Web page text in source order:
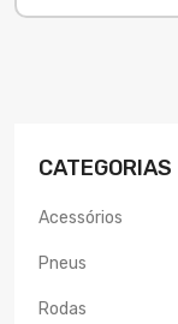
CATEGORIAS
Acessórios
Pneus
Rodas